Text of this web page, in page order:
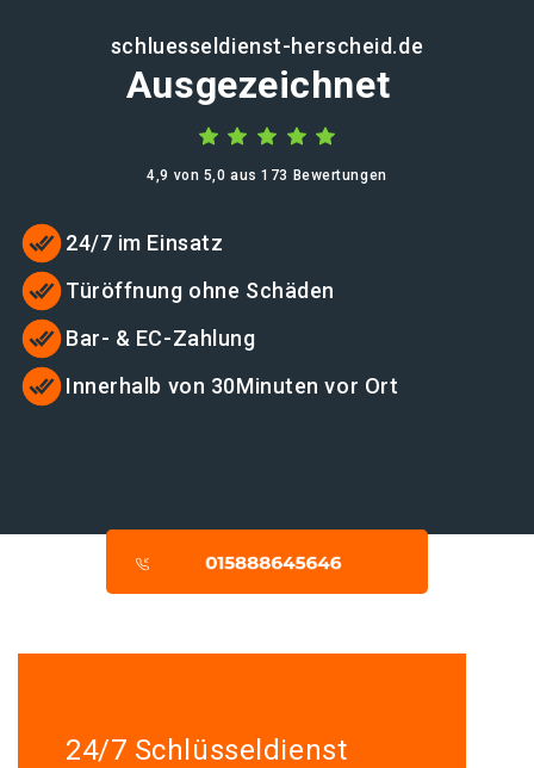
schluesseldienst-herscheid.de
Ausgezeichnet
4,9 von 5,0 aus 173 Bewertungen
24/7 im Einsatz
Türöffnung ohne Schäden
Bar- & EC-Zahlung
Innerhalb von 30Minuten vor Ort
24/7 Schlüsseldienst